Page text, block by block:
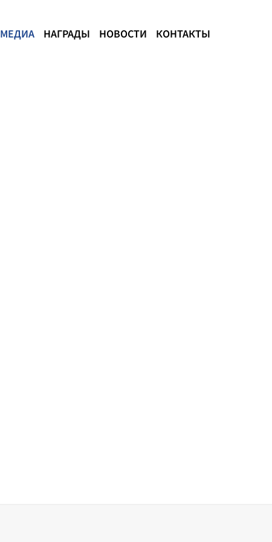
МЕДИА НАГРАДЫ НОВОСТИ КОНТАКТЫ